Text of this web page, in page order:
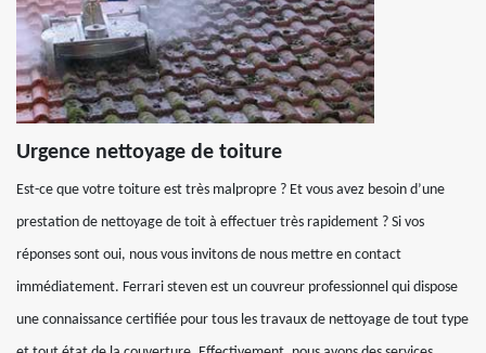
Urgence nettoyage de toiture
Est-ce que votre toiture est très malpropre ? Et vous avez besoin d’une
prestation de nettoyage de toit à effectuer très rapidement ? Si vos
réponses sont oui, nous vous invitons de nous mettre en contact
immédiatement. Ferrari steven est un couvreur professionnel qui dispose
une connaissance certifiée pour tous les travaux de nettoyage de tout type